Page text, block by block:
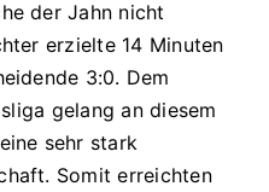
der Jahn nicht
erzielte 14 Minuten
3:0. Dem
gelang an diesem
sehr stark
Somit erreichten